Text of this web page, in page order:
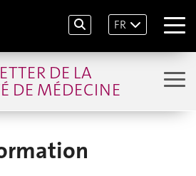
FR
DE LA
DE MÉDECINE